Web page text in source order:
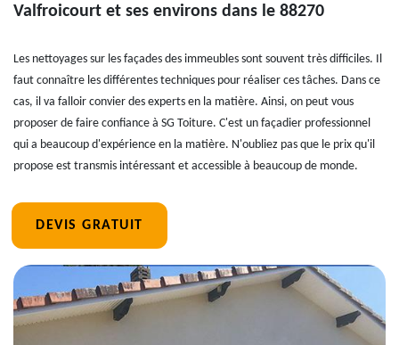
Valfroicourt et ses environs dans le 88270
Les nettoyages sur les façades des immeubles sont souvent très difficiles. Il
faut connaître les différentes techniques pour réaliser ces tâches. Dans ce
cas, il va falloir convier des experts en la matière. Ainsi, on peut vous
proposer de faire confiance à SG Toiture. C'est un façadier professionnel
qui a beaucoup d'expérience en la matière. N'oubliez pas que le prix qu'il
propose est transmis intéressant et accessible à beaucoup de monde.
DEVIS GRATUIT